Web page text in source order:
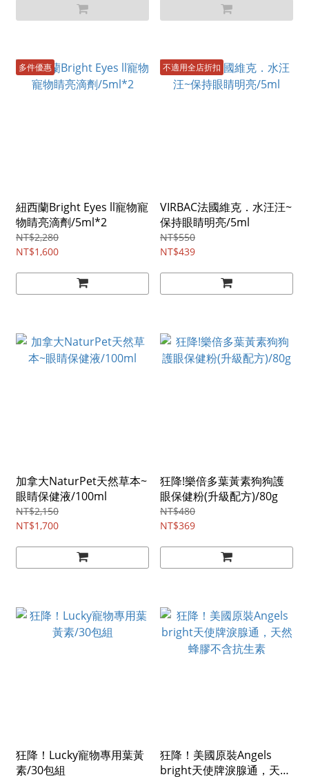
多件優惠
紐西蘭Bright Eyes ll寵物寵
物睛亮滴劑/5ml*2
NT$2,280
NT$1,600
不適用全店折扣
VIRBAC法國維克．水汪汪~
保持眼睛明亮/5ml
NT$550
NT$439
加拿大NaturPet天然草本~
眼睛保健液/100ml
NT$2,150
NT$1,700
狂降!樂倍多葉黃素狗狗護
眼保健粉(升級配方)/80g
NT$480
NT$369
狂降！Lucky寵物專用葉黃
素/30包組
狂降！美國原裝Angels
bright天使牌淚腺通，天然